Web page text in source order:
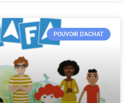
POUVOIR D'ACHAT